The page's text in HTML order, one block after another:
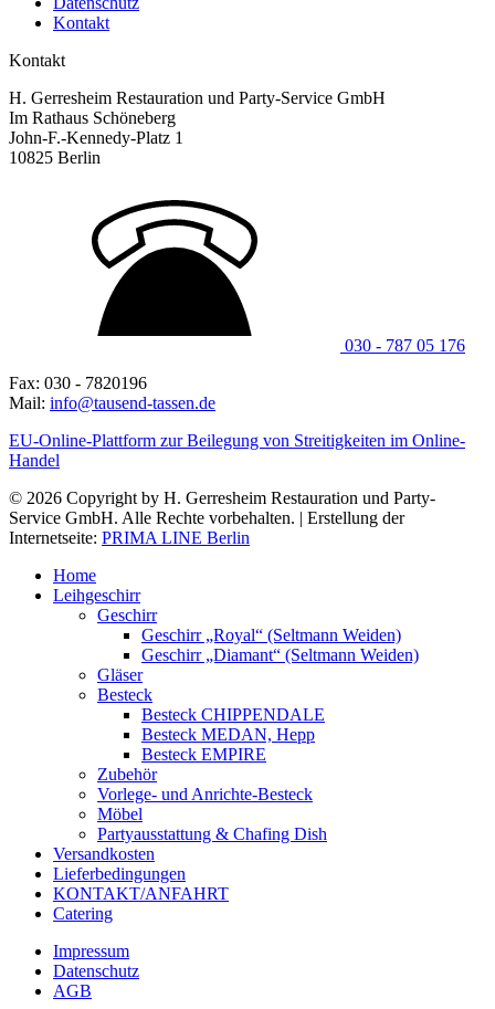
Kontakt
Kontakt
H. Gerresheim Restauration und Party-Service GmbH
Im Rathaus Schöneberg
John-F.-Kennedy-Platz 1
10825 Berlin
030 - 787 05 176
Fax: 030 - 7820196
Mail: info@tausend-tassen.de
EU-Online-Plattform zur Beilegung von Streitigkeiten im Online-
Handel
© 2026 Copyright by H. Gerresheim Restauration und Party-
Service GmbH. Alle Rechte vorbehalten. | Erstellung der
Internetseite: PRIMA LINE Berlin
Home
Leihgeschirr
Geschirr
Geschirr „Royal“ (Seltmann Weiden)
Geschirr „Diamant“ (Seltmann Weiden)
Gläser
Besteck
Besteck CHIPPENDALE
Besteck MEDAN, Hepp
Besteck EMPIRE
Zubehör
Vorlege- und Anrichte-Besteck
Möbel
Partyausstattung & Chafing Dish
Versandkosten
Lieferbedingungen
KONTAKT/ANFAHRT
Catering
Impressum
Datenschutz
AGB